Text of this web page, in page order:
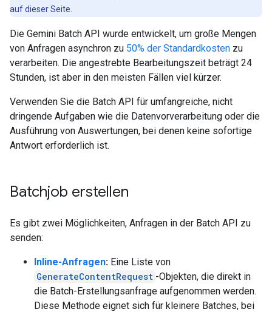
auf dieser Seite.
Die Gemini Batch API wurde entwickelt, um große Mengen
von Anfragen asynchron zu 50% der Standardkosten zu
verarbeiten. Die angestrebte Bearbeitungszeit beträgt 24
Stunden, ist aber in den meisten Fällen viel kürzer.
Verwenden Sie die Batch API für umfangreiche, nicht
dringende Aufgaben wie die Datenvorverarbeitung oder die
Ausführung von Auswertungen, bei denen keine sofortige
Antwort erforderlich ist.
Batchjob erstellen
Es gibt zwei Möglichkeiten, Anfragen in der Batch API zu
senden:
Inline-Anfragen: Eine Liste von
GenerateContentRequest -Objekten, die direkt in
die Batch-Erstellungsanfrage aufgenommen werden.
Diese Methode eignet sich für kleinere Batches, bei